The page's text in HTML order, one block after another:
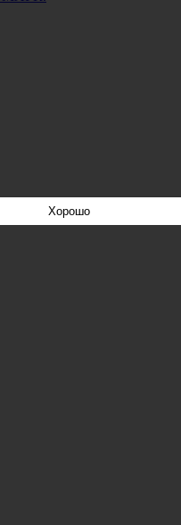
Хорошо